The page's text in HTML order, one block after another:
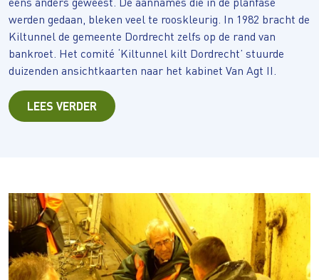
werden gedaan, bleken veel te rooskleurig. In 1982 bracht de
Kiltunnel de gemeente Dordrecht zelfs op de rand van
bankroet. Het comité ‘Kiltunnel kilt Dordrecht’ stuurde
duizenden ansichtkaarten naar het kabinet Van Agt II.
LEES VERDER